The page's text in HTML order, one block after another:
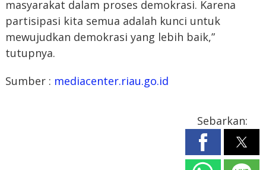
masyarakat dalam proses demokrasi. Karena
partisipasi kita semua adalah kunci untuk
mewujudkan demokrasi yang lebih baik,”
tutupnya.
Sumber : mediacenter.riau.go.id
Sebarkan: